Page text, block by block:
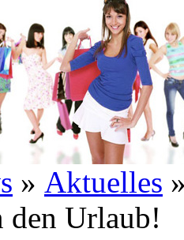
» Aktuelles
den Urlaub!